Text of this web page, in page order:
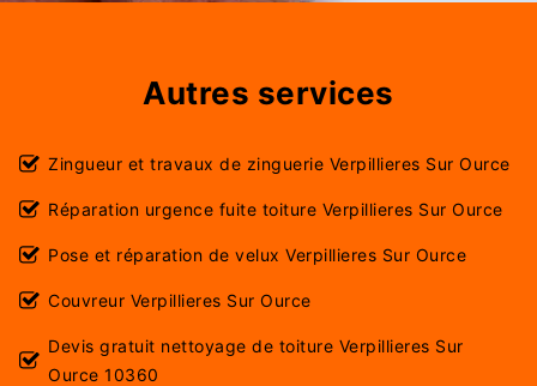
Autres services
Zingueur et travaux de zinguerie Verpillieres Sur Ource
Réparation urgence fuite toiture Verpillieres Sur Ource
Pose et réparation de velux Verpillieres Sur Ource
Couvreur Verpillieres Sur Ource
Devis gratuit nettoyage de toiture Verpillieres Sur
Ource 10360